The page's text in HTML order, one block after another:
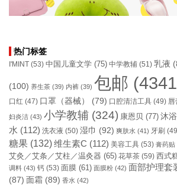
热门标签
I'MINT (53) 中国儿童文学 (75) 中学教辅 (51) 乳液
(100) 养生茶 (39) 内裤 (39) 包邮
口红 (47) 口罩（器械） (79) 口腔清洁工具 (49) 唇
妇炎洁 (43) 小学教辅 (324) 康恩贝 (77) 沐
水 (112) 洗衣液 (50) 湿巾 (92) 爽肤水 (41) 牙刷
糖果 (132)维生素C (112) 美容工具 (53) 膏药贴
艾灸／艾条／艾柱／温灸器 (65) 花草茶 (59) 西式
调料 (43) 钙 (53) 面膜 (61) 面膜粉 (42) 面部护理套
(87) 面霜 (89) 香水 (42)